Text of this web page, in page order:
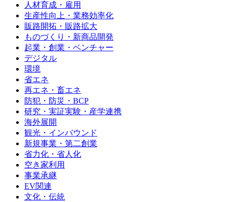
人材育成・雇用
生産性向上・業務効率化
販路開拓・販路拡大
ものづくり・新商品開発
起業・創業・ベンチャー
デジタル
環境
省エネ
再エネ・畜エネ
防犯・防災・BCP
研究・実証実験・産学連携
海外展開
観光・インバウンド
新規事業・第二創業
省力化・省人化
空き家利用
事業承継
EV関連
文化・伝統